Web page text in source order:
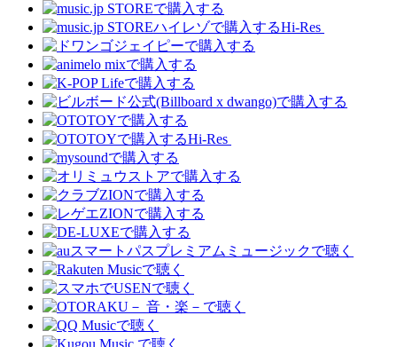
Hi-Res
Hi-Res